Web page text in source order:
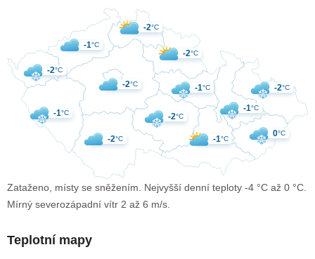
-2°C -1°C
-2°C
-2°C
-2°C
-2°C
-1°C
-1°C
-1°C
-2°C
-1°C
-2°C
0°C
Zataženo, místy se sněžením. Nejvyšší denní teploty -4 °C až 0 °C.
Mírný severozápadní vítr 2 až 6 m/s.
Teplotní mapy